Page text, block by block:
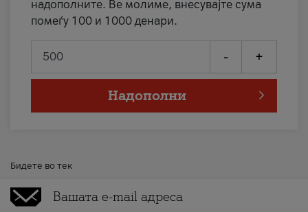
надополните. Ве молиме, внесувајте сума
помеѓу 100 и 1000 денари.
- +
Надополни
Бидете во тек